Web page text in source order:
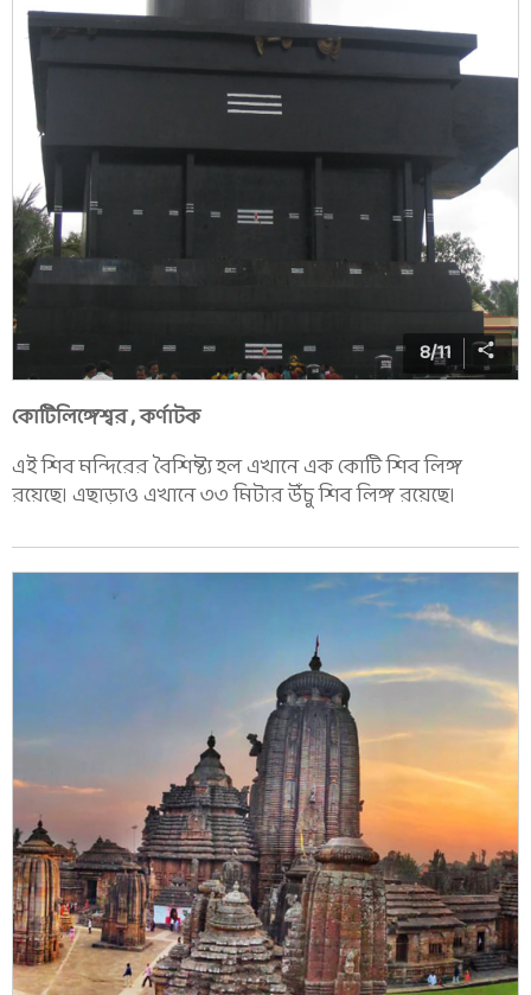
8/11
কোটিলিঙ্গেশ্বর , কর্ণাটক
এই শিব মন্দিরের বৈশিষ্ট্য হল এখানে এক কোটি শিব লিঙ্গ
রয়েছে। এছাড়াও এখানে ৩৩ মিটার উঁচু শিব লিঙ্গ রয়েছে।